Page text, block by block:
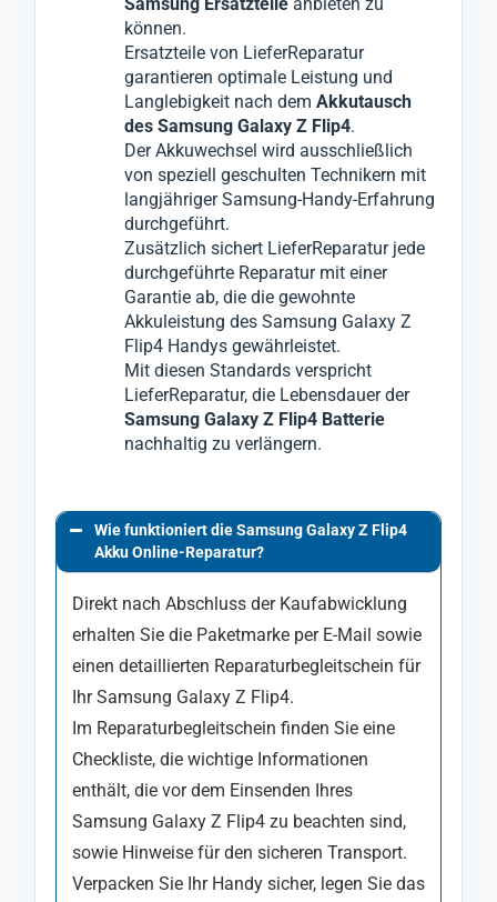
informieren und nur mit Ihrer Zustimmung
die notwendigen Komponenten wechseln.
entfernt und durch einen hochwertigen
Premiumakku ersetzt.
Ausfallzeiten führen könnten.
können.
Ersatzteile von LieferReparatur
garantieren optimale Leistung und
Langlebigkeit nach dem Akkutausch
des Samsung Galaxy Z Flip4.
Der Akkuwechsel wird ausschließlich
von speziell geschulten Technikern mit
langjähriger Samsung-Handy-Erfahrung
durchgeführt.
Zusätzlich sichert LieferReparatur jede
durchgeführte Reparatur mit einer
Garantie ab, die die gewohnte
Akkuleistung des Samsung Galaxy Z
Flip4 Handys gewährleistet.
Mit diesen Standards verspricht
LieferReparatur, die Lebensdauer der
Samsung Galaxy Z Flip4 Batterie
nachhaltig zu verlängern.
Wie funktioniert die Samsung Galaxy Z Flip4
Akku Online-Reparatur?
Direkt nach Abschluss der Kaufabwicklung
erhalten Sie die Paketmarke per E-Mail sowie
einen detaillierten Reparaturbegleitschein für
Ihr Samsung Galaxy Z Flip4.
Im Reparaturbegleitschein finden Sie eine
Checkliste, die wichtige Informationen
enthält, die vor dem Einsenden Ihres
Samsung Galaxy Z Flip4 zu beachten sind,
sowie Hinweise für den sicheren Transport.
Verpacken Sie Ihr Handy sicher, legen Sie das